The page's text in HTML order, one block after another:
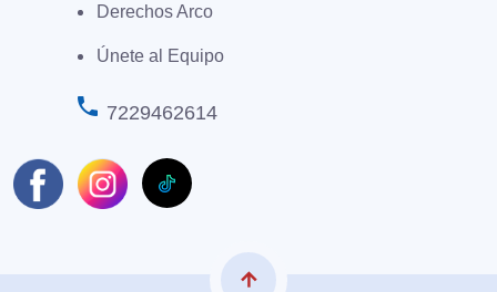
Derechos Arco
Únete al Equipo
phone 7229462614
arrow_upward